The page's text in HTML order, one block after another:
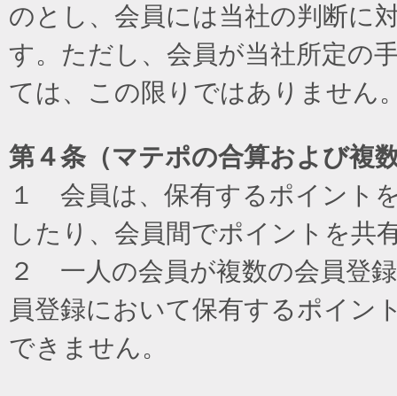
のとし、会員には当社の判断に
す。ただし、会員が当社所定の
ては、この限りではありません
第４条（マテポの合算および複
１ 会員は、保有するポイント
したり、会員間でポイントを共
２ 一人の会員が複数の会員登
員登録において保有するポイン
できません。